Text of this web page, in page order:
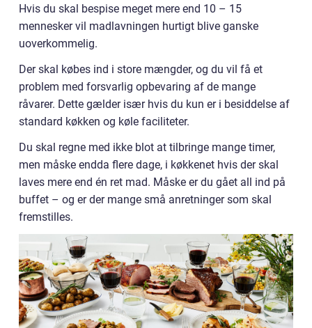
Hvis du skal bespise meget mere end 10 – 15
mennesker vil madlavningen hurtigt blive ganske
uoverkommelig.
Der skal købes ind i store mængder, og du vil få et
problem med forsvarlig opbevaring af de mange
råvarer. Dette gælder især hvis du kun er i besiddelse af
standard køkken og køle faciliteter.
Du skal regne med ikke blot at tilbringe mange timer,
men måske endda flere dage, i køkkenet hvis der skal
laves mere end én ret mad. Måske er du gået all ind på
buffet – og er der mange små anretninger som skal
fremstilles.